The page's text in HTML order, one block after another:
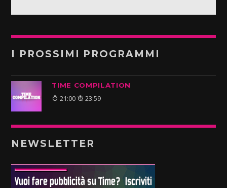
I PROSSIMI PROGRAMMI
TIME COMPILATION
21:00 23:59
NEWSLETTER